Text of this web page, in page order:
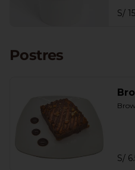
S/
Postres
S/